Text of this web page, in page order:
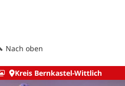
Nach oben
Kreis Bernkastel-Wittlich